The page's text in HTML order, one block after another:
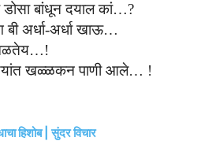
डोसा बांधून दयाल कां…?
बी अर्धा-अर्धा खाऊ…
तेय…!
खळ्ळकन पाणी आले… !
हिशोब | सुंदर विचार